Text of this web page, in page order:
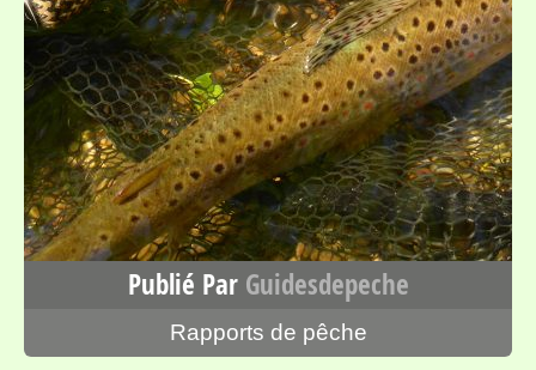
Publié Par Guidesdepeche
Rapports de pêche